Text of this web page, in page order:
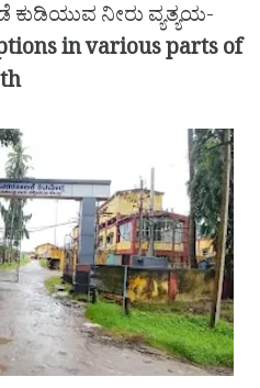
ನೀರು ವ್ಯತ್ಯಯ-
in various parts of